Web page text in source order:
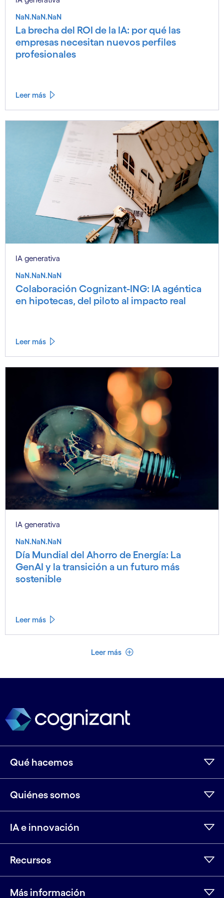
NaN.NaN.NaN
La brecha del ROI de la IA: por qué las
empresas necesitan nuevos perfiles
profesionales
Leer más
IA generativa
NaN.NaN.NaN
Colaboración Cognizant-ING: IA agéntica
en hipotecas, del piloto al impacto real
Leer más
IA generativa
NaN.NaN.NaN
Día Mundial del Ahorro de Energía: La
GenAI y la transición a un futuro más
sostenible
Leer más
Leer más Ver menos
Qué hacemos
Quiénes somos
IA e innovación
Recursos
Más información